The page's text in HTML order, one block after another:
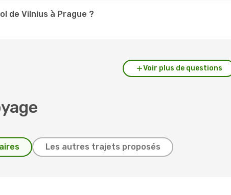
de Vilnius à Prague ?
Voir plus de questions
Les autres trajets proposés